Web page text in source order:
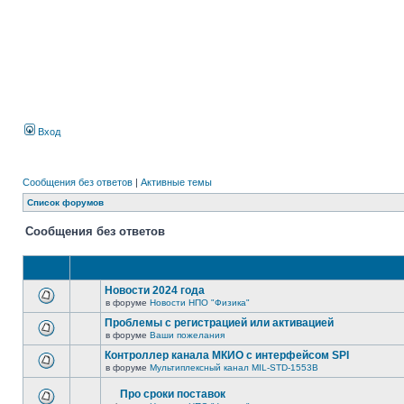
Вход
Сообщения без ответов | Активные темы
Список форумов
Сообщения без ответов
Новости 2024 года
в форуме Новости НПО "Физика"
Проблемы с регистрацией или активацией
в форуме Ваши пожелания
Контроллер канала МКИО с интерфейсом SPI
в форуме Мультиплексный канал MIL-STD-1553B
Про сроки поставок